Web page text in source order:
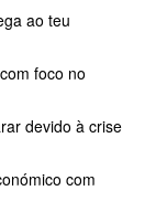
ao teu
foco no
devido à crise
com